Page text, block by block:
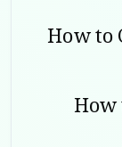
How to